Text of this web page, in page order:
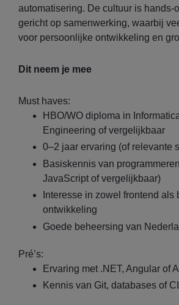
automatisering. De cultuur is hands-
gericht op samenwerking, waarbij
voor persoonlijke ontwikkeling en
Dit neem je mee
Must haves:
HBO/WO diploma in
Engineering of vergelijkbaar
0–2 jaar ervaring (of relevante
Basiskennis van
JavaScript of vergelijkbaar)
Interesse in zowel frontend als
ontwikkeling
Goede beheersing van
Pré’s:
Ervaring met .NET, Angular of
Kennis van Git, databases of